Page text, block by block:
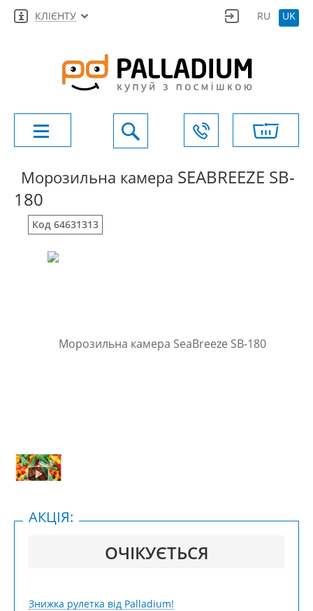
КЛІЄНТУ RU UK
Морозильна камера SEABREEZE SB-
180
Код 64631313
ОЧІКУЄТЬСЯ
АКЦІЯ:
Знижка рулетка від Palladium!